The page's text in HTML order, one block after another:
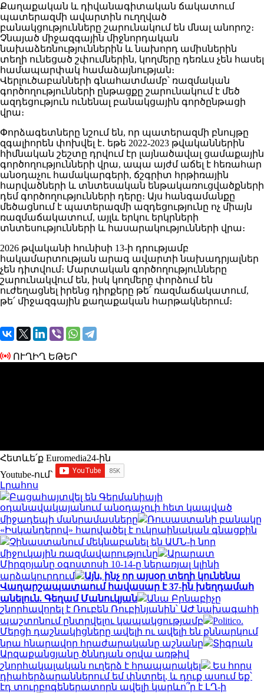
Քաղաքական և դիվանագիտական ճակատում
պատերազմի ավարտին ուղղված
բանակցությունները շարունակում են մնալ անորոշ։
Չնայած միջազգային միջնորդական
նախաձեռնություններին և նախորդ ամիսներին
տեղի ունեցած շփումներին, կողմերը դեռևս չեն հասել
համապարփակ համաձայնության։
Վերլուծաբանների գնահատմամբ՝ ռազմական
գործողությունների ընթացքը շարունակում է մեծ
ազդեցություն ունենալ բանակցային գործընթացի
վրա։
Փորձագետները նշում են, որ պատերազմի բնույթը
զգալիորեն փոխվել է․ եթե 2022-2023 թվականներին
հիմնական շեշտը դրվում էր լայնածավալ ցամաքային
գործողությունների վրա, ապա այժմ աճել է հեռահար
անօդաչու համակարգերի, ճշգրիտ հրթիռային
հարվածների և տնտեսական ենթակառուցվածքների
դեմ գործողությունների դերը։ Այս հանգամանքը
մեծացնում է պատերազմի ազդեցությունը ոչ միայն
ռազմաճակատում, այլև երկու երկրների
տնտեսությունների և հասարակությունների վրա։
2026 թվականի հունիսի 13-ի դրությամբ
հակամարտության արագ ավարտի նախադրյալներ
չեն դիտվում։ Մարտական գործողությունները
շարունակվում են, իսկ կողմերը փորձում են
ուժեղացնել իրենց դիրքերը թե՛ ռազմաճակատում,
թե՛ միջազգային քաղաքական հարթակներում։
ՈՒՂԻՂ ԵԹԵՐ
Հետևե՛ք Euromedia24-ին
Youtube-ում`
Լրահոս
Բացահայտվել են Գերմանիայի
օդանավակայանում անօդաչուի հետ կապված
միջադեպի մանրամասները
Ռուսաստանի բանակը
«Իսկանդերով» հարվածել է ուկրաինական գնացքին
Չինաստանում մեկնաբանել են ԱՄՆ-ի նոր
միջուկային ռազմավարությունը
Արարատ
Միրզոյանը օգոստոսի 10-14-ը ներառյալ կլինի
արձակուրդում
Այն, ինչ որ այսօր տեղի կունենա
Վաղարշապատաում հավասար է 37-ին խեղդամահ
անելուն. Գեղամ Մանուկյան
Անա Բրնաբիչը
շնորհավորել է Ռուբեն Ռուբինյանին՝ ԱԺ նախագահի
պաշտոնում ընտրվելու կապակցությամբ
Politico.
Մերցի դաշնակիցները ավելի ու ավելի են քննարկում
նրա հնարավոր հրաժարականը աշնանը
Տիգրան
Արզաքանցյանը ծննդյան օրվա առթիվ
շնորհակալական ուղերձ է հրապարակել
Ես հորս
դիահերձարաններում եմ փնտրել, և դուք ասում եք՝
էդ տուրբոգեներատորն ավելի կարևո՞ր է ԼՂ-ի